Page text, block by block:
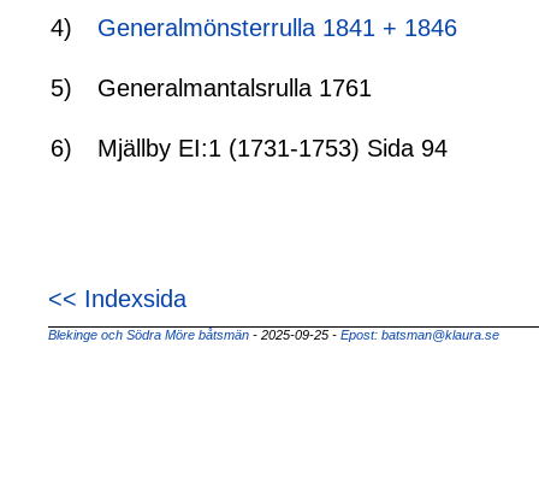
4) Generalmönsterrulla 1841 + 1846
5) Generalmantalsrulla 1761
6) Mjällby EI:1 (1731-1753) Sida 94
<< Indexsida
Blekinge och Södra Möre båtsmän - 2025-09-25 - Epost: batsman@klaura.se